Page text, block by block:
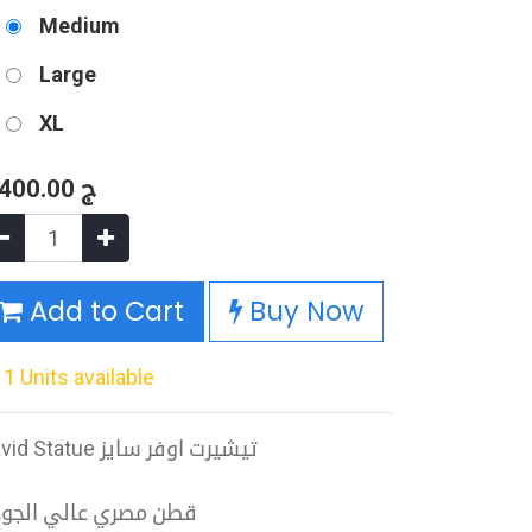
Medium
Large
XL
ج
Add to Cart Buy Now
1 Units available
David Statue تيشيرت اوفر سايز
قطن مصري عالي